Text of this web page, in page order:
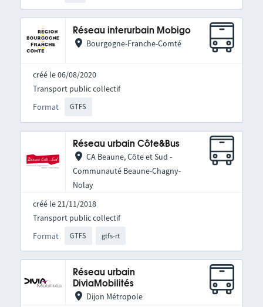
Réseau interurbain Mobigo
Bourgogne-Franche-Comté
créé le 06/08/2020
Format GTFS
Transport public collectif
Réseau urbain Côte&Bus
CA Beaune, Côte et Sud -
Communauté Beaune-Chagny-
Nolay
créé le 21/11/2018
Format GTFS gtfs-rt
Transport public collectif
Réseau urbain
DiviaMobilités
Dijon Métropole